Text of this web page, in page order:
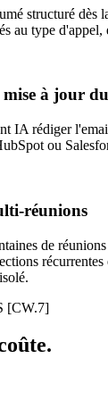
structuré dès
au type d'appel,
mise à jour
IA rédiger
ou
réunions
de
[CW.7]